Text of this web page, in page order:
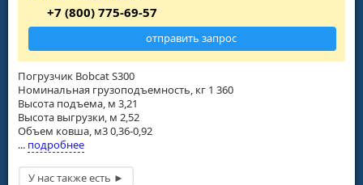
Погрузчик Bobcat S300
Номинальная грузоподъемность, кг 1 360
Высота подъема, м 3,21
Высота выгрузки, м 2,52
Объем ковша, м3 0,36-0,92
... подробнее
+7 (800) 775-69-57
отправить запрос